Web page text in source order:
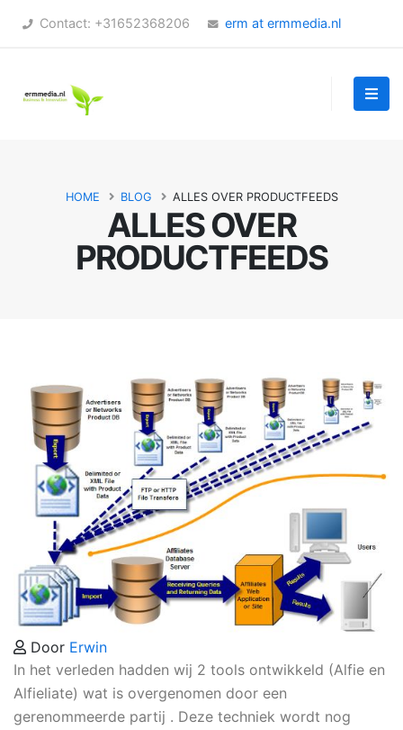
Contact: +31652368206 erm at ermmedia.nl
ALLES OVER
PRODUCTFEEDS
HOME BLOG ALLES OVER PRODUCTFEEDS
Door Erwin
In het verleden hadden wij 2 tools ontwikkeld (Alfie en
Alfieliate) wat is overgenomen door een
gerenommeerde partij . Deze techniek wordt nog